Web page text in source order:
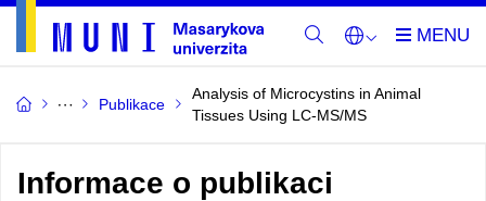
Publikace
Analysis of Microcystins in Animal
Tissues Using LC-MS/MS
Informace o publikaci